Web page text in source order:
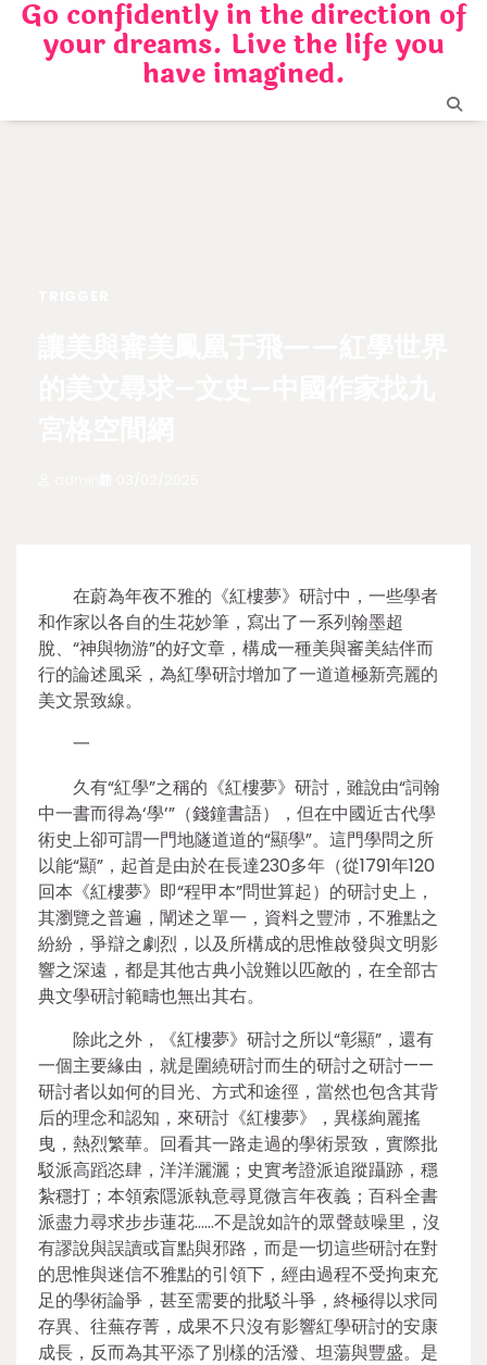
Skip
content
Go confidently in the direction of
your dreams. Live the life you
have imagined.
在蔚為年夜不雅的《紅樓夢》研討中，一些學者
和作家以各自的生花妙筆，寫出了一系列翰墨超
脫、“神與物游”的好文章，構成一種美與審美結伴而
行的論述風采，為紅學研討增加了一道道極新亮麗的
美文景致線。
一
久有“紅學”之稱的《紅樓夢》研討，雖說由“詞翰
中一書而得為‘學’”（錢鐘書語），但在中國近古代學
術史上卻可謂一門地隧道道的“顯學”。這門學問之所
以能“顯”，起首是由於在長達230多年（從1791年120
回本《紅樓夢》即“程甲本”問世算起）的研討史上，
其瀏覽之普遍，闡述之單一，資料之豐沛，不雅點之
紛紛，爭辯之劇烈，以及所構成的思惟啟發與文明影
響之深遠，都是其他古典小說難以匹敵的，在全部古
典文學研討範疇也無出其右。
除此之外，《紅樓夢》研討之所以“彰顯”，還有
一個主要緣由，就是圍繞研討而生的研討之研討——
研討者以如何的目光、方式和途徑，當然也包含其背
后的理念和認知，來研討《紅樓夢》，異樣絢麗搖
曳，熱烈繁華。回看其一路走過的學術景致，實際批
駁派高蹈恣肆，洋洋灑灑；史實考證派追蹤躡跡，穩
紮穩打；本領索隱派執意尋覓微言年夜義；百科全書
派盡力尋求步步蓮花……不是說如許的眾聲鼓噪里，沒
有謬說與誤讀或盲點與邪路，而是一切這些研討在對
的思惟與迷信不雅點的引領下，經由過程不受拘束充
足的學術論爭，甚至需要的批駁斗爭，終極得以求同
存異、往蕪存菁，成果不只沒有影響紅學研討的安康
成長，反而為其平添了別樣的活潑、坦蕩與豐盛。是